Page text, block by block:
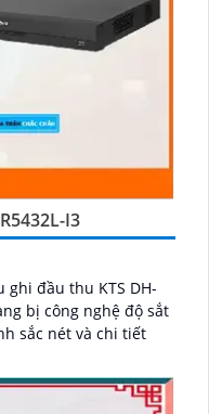
I3
đầu thu KTS DH-
sắc nét và chi tiết